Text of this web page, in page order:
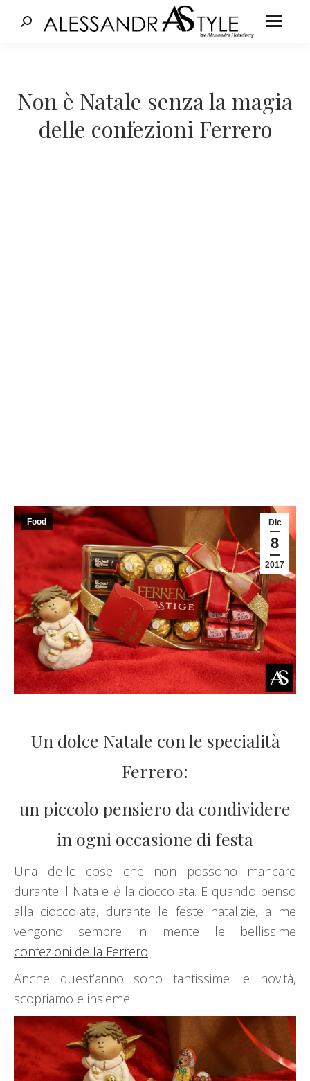
Cerca:
Non è Natale senza la magia
delle confezioni Ferrero
Dic
8
2017
Food
Un dolce Natale con le specialità
Ferrero:
un piccolo pensiero da condividere
in ogni occasione di festa
Una delle cose che non possono mancare
durante il Natale èla cioccolata. E quando penso
alla cioccolata, durante le feste natalizie, a me
vengono sempre in mente le bellissime
confezioni della Ferrero.
Anche quest’anno sono tantissime le novità,
scopriamole insieme: